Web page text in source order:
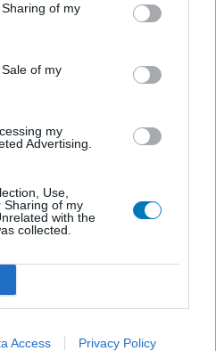
of my
of my
my
Advertising.
Use,
Sharing of my
with the
collected.
Access Privacy Policy
goed nu. het ging heel
gebruiken